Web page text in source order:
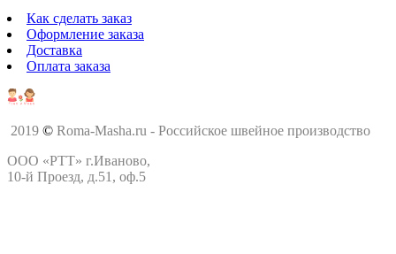
Как сделать заказ
Оформление заказа
Доставка
Оплата заказа
2019 © Roma-Masha.ru - Российское швейное производство
ООО «РТТ» г.Иваново,
10-й Проезд, д.51, оф.5